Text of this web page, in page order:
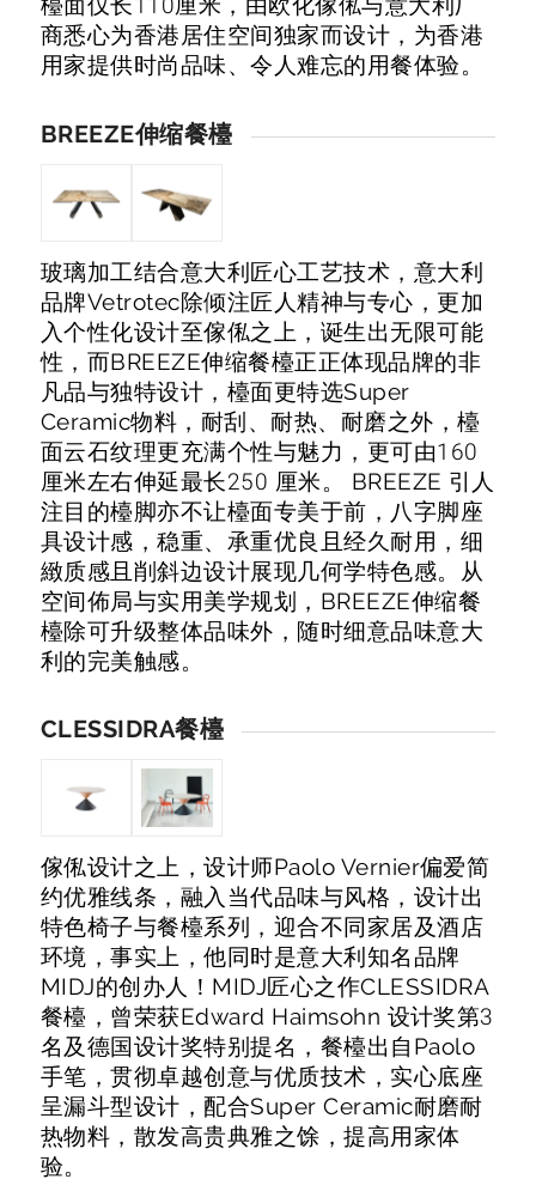
商悉心为香港居住空间独家而设计，为香港
用家提供时尚品味、令人难忘的用餐体验。
BREEZE伸缩餐檯
玻璃加工结合意大利匠心工艺技术，意大利
品牌Vetrotec除倾注匠人精神与专心，更加
入个性化设计至傢俬之上，诞生出无限可能
性，而BREEZE伸缩餐檯正正体现品牌的非
凡品与独特设计，檯面更特选Super
Ceramic物料，耐刮、耐热、耐磨之外，檯
面云石纹理更充满个性与魅力，更可由160
厘米左右伸延最长250 厘米。 BREEZE 引人
注目的檯脚亦不让檯面专美于前，八字脚座
具设计感，稳重、承重优良且经久耐用，细
緻质感且削斜边设计展现几何学特色感。从
空间佈局与实用美学规划，BREEZE伸缩餐
檯除可升级整体品味外，随时细意品味意大
利的完美触感。
CLESSIDRA餐檯
傢俬设计之上，设计师Paolo Vernier偏爱简
约优雅线条，融入当代品味与风格，设计出
特色椅子与餐檯系列，迎合不同家居及酒店
环境，事实上，他同时是意大利知名品牌
MIDJ的创办人！MIDJ匠心之作CLESSIDRA
餐檯，曾荣获Edward Haimsohn 设计奖第3
名及德国设计奖特别提名，餐檯出自Paolo
手笔，贯彻卓越创意与优质技术，实心底座
呈漏斗型设计，配合Super Ceramic耐磨耐
热物料，散发高贵典雅之馀，提高用家体
验。